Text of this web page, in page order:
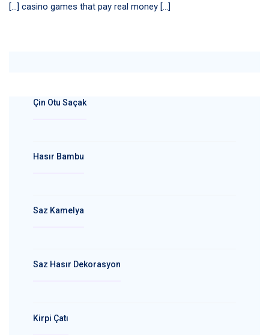
[…] casino games that pay real money […]
Çin Otu Saçak
Hasır Bambu
Saz Kamelya
Saz Hasır Dekorasyon
Kirpi Çatı